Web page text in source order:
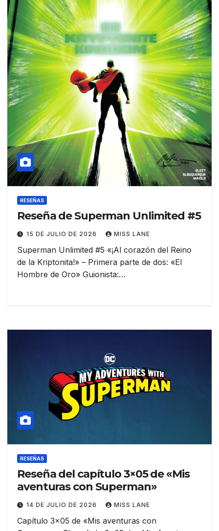
RESEÑAS
Reseña de Superman Unlimited #5
15 DE JULIO DE 2026 MISS LANE
Superman Unlimited #5 «¡Al corazón del Reino
de la Kriptonita!» – Primera parte de dos: «El
Hombre de Oro» Guionista:…
RESEÑAS
Reseña del capítulo 3×05 de «Mis
aventuras con Superman»
14 DE JULIO DE 2026 MISS LANE
Capítulo 3×05 de «Mis aventuras con